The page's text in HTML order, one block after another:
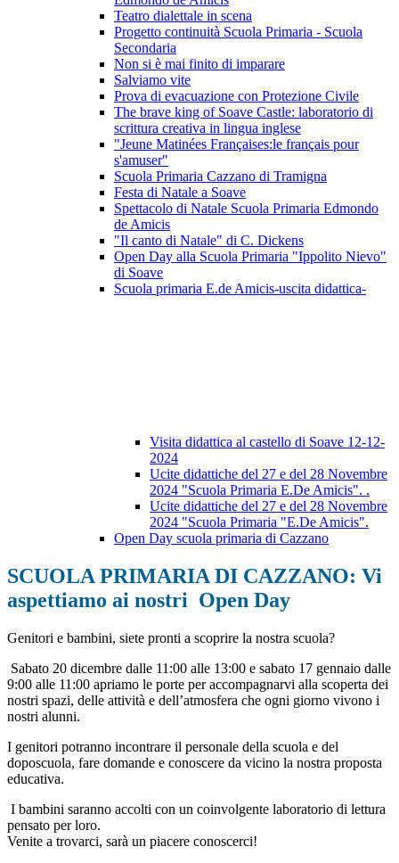
Teatro dialettale in scena
Progetto continuità Scuola Primaria - Scuola
Secondaria
Non si è mai finito di imparare
Salviamo vite
Prova di evacuazione con Protezione Civile
The brave king of Soave Castle: laboratorio di
scrittura creativa in lingua inglese
"Jeune Matinées Françaises:le français pour
s'amuser"
Scuola Primaria Cazzano di Tramigna
Festa di Natale a Soave
Spettacolo di Natale Scuola Primaria Edmondo
de Amicis
"Il canto di Natale" di C. Dickens
Open Day alla Scuola Primaria "Ippolito Nievo"
di Soave
Scuola primaria E.de Amicis-uscita didattica-
Visita didattica al castello di Soave 12-12-
2024
Ucite didattiche del 27 e del 28 Novembre
2024 "Scuola Primaria E.De Amicis". .
Ucite didattiche del 27 e del 28 Novembre
2024 "Scuola Primaria "E.De Amicis".
Open Day scuola primaria di Cazzano
SCUOLA PRIMARIA DI CAZZANO: Vi
aspettiamo ai nostri Open Day
Genitori e bambini, siete pronti a scoprire la nostra scuola?
Sabato 20 dicembre dalle 11:00 alle 13:00 e sabato 17 gennaio dalle
9:00 alle 11:00 apriamo le porte per accompagnarvi alla scoperta dei
nostri spazi, delle attività e dell’atmosfera che ogni giorno vivono i
nostri alunni.
I genitori potranno incontrare il personale della scuola e del
doposcuola, fare domande e conoscere da vicino la nostra proposta
educativa.
I bambini saranno accolti con un coinvolgente laboratorio di lettura
pensato per loro.
Venite a trovarci, sarà un piacere conoscerci!